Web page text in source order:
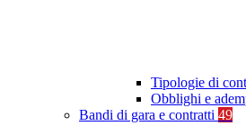
Tipologie di
Obblighi e
Bandi di gara e contratti 49